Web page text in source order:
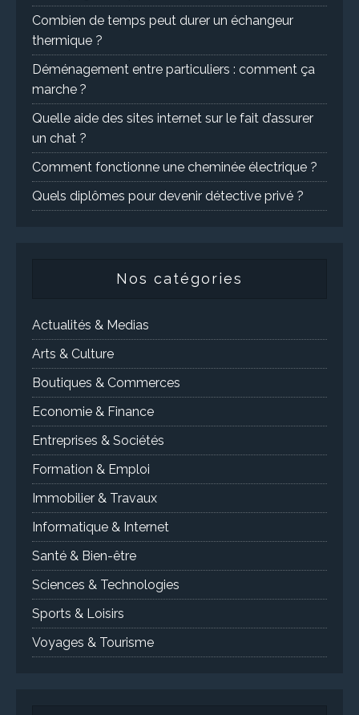
Combien de temps peut durer un échangeur
thermique ?
Déménagement entre particuliers : comment ça
marche ?
Quelle aide des sites internet sur le fait d’assurer
un chat ?
Comment fonctionne une cheminée électrique ?
Quels diplômes pour devenir détective privé ?
Nos catégories
Actualités & Medias
Arts & Culture
Boutiques & Commerces
Economie & Finance
Entreprises & Sociétés
Formation & Emploi
Immobilier & Travaux
Informatique & Internet
Santé & Bien-être
Sciences & Technologies
Sports & Loisirs
Voyages & Tourisme